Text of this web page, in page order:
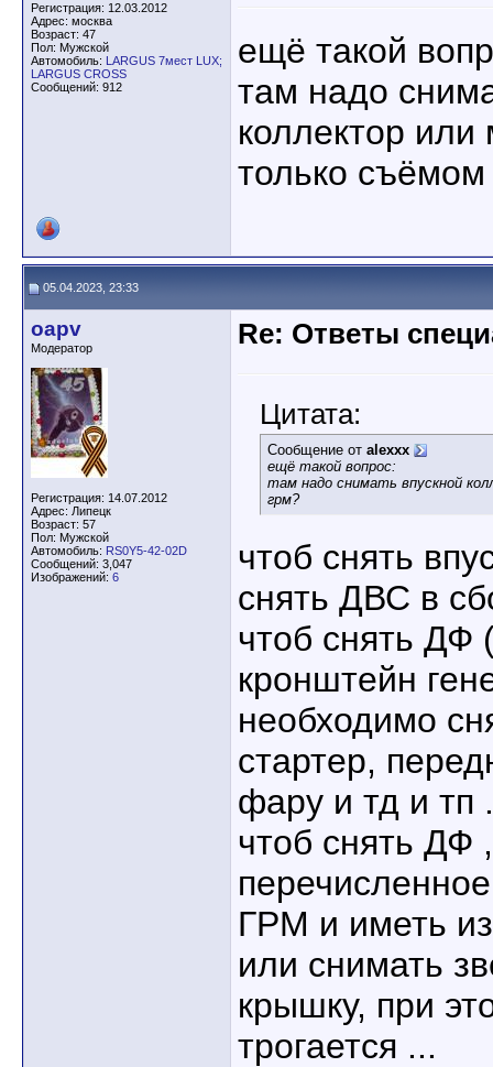
Регистрация: 12.03.2012
Адрес: москва
Возраст: 47
Пол: Мужской
Автомобиль: LARGUS 7мест LUX;
LARGUS CROSS
Сообщений: 912
ещё такой
там надо
коллектор
только съёмом
05.04.2023, 23:33
oapv
Модератор
Регистрация: 14.07.2012
Адрес: Липецк
Возраст: 57
Пол: Мужской
Автомобиль: RS0Y5-42-02D
Сообщений: 3,047
Изображений: 6
Re: Ответы
Цитата:
Сообщение от alexxx
ещё такой вопрос:
там надо снимать впускной
грм?
чтоб снять
снять ДВС в
чтоб снять ДФ
кронштейн
необходимо
стартер,
фару и тд и тп
чтоб снять ДФ
ГРМ и иметь
или снимать
крышку, при
трогается ...